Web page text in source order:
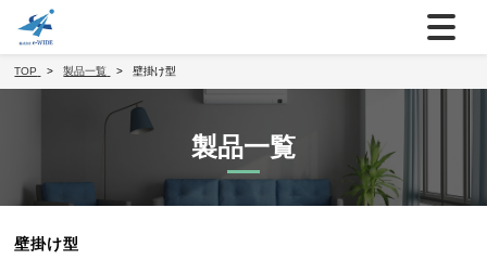
TOP 製品一覧 壁掛け型
製品一覧
壁掛け型